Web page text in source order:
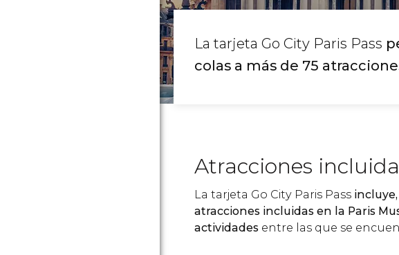
La tarjeta Go City Paris Pass
colas a más de 75
Atracciones
La tarjeta Go City Paris Pass
atracciones incluidas en la Paris
actividades entre las que se